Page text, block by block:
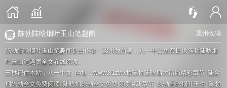
梁州牧/著
陈勃陆晗烟叶玉山笔趣阁
陈勃陆晗烟叶玉山笔趣阁是由作者：梁州牧所著，八一中文免费提供陈勃陆晗烟
叶玉山笔趣阁全文在线阅读。
三秒记住本站：八一中文 网址：www.81zw.vip陈勃陆晗烟大结局精彩章节 陆含
烟陈勃全文免费阅读 陆晗烟陈勃全文免费阅读最新章节 陈勃陆晗烟叶玉生 陈勃